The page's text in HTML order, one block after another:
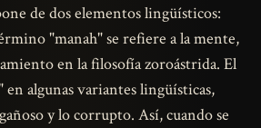
de dos elementos lingüísticos:
"manah" se refiere a la mente,
en la filosofía zoroástrida. El
algunas variantes lingüísticas,
y lo corrupto. Así, cuando se